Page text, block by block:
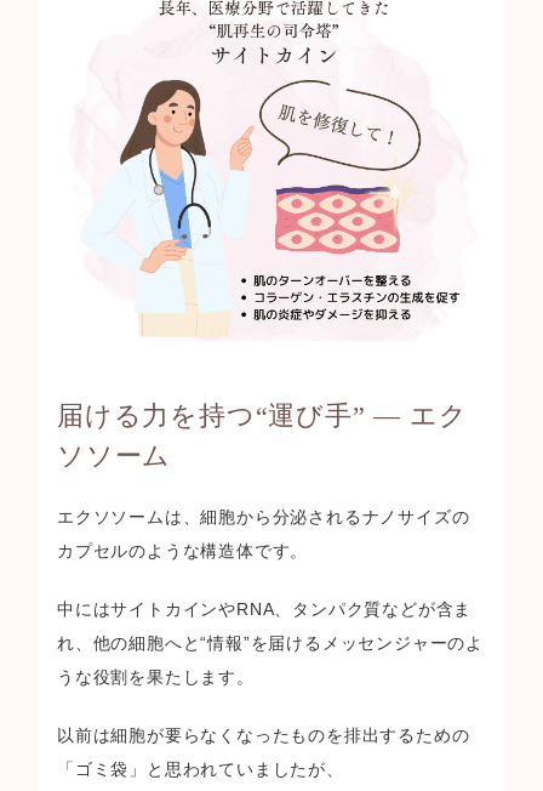
届ける力を持つ“運び手” ― エク
ソソーム
エクソソームは、細胞から分泌されるナノサイズの
カプセルのような構造体です。
中にはサイトカインやRNA、タンパク質などが含ま
れ、他の細胞へと“情報”を届けるメッセンジャーのよ
うな役割を果たします。
以前は細胞が要らなくなったものを排出するための
「ゴミ袋」と思われていましたが、